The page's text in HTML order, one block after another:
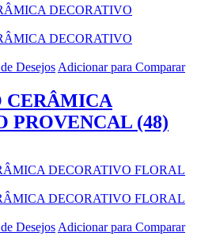
Desejos Adicionar para Comparar
CERÂMICA
PROVENCAL (48)
Desejos Adicionar para Comparar